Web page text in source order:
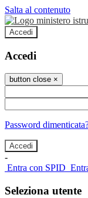
Salta al contenuto
Accedi
Accedi
button close ×
Password
-
Entra con SPID
Seleziona utente